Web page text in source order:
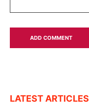
LATEST ARTICLES